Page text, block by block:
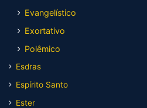
Evangelístico
Exortativo
Polêmico
Esdras
Espírito Santo
Ester